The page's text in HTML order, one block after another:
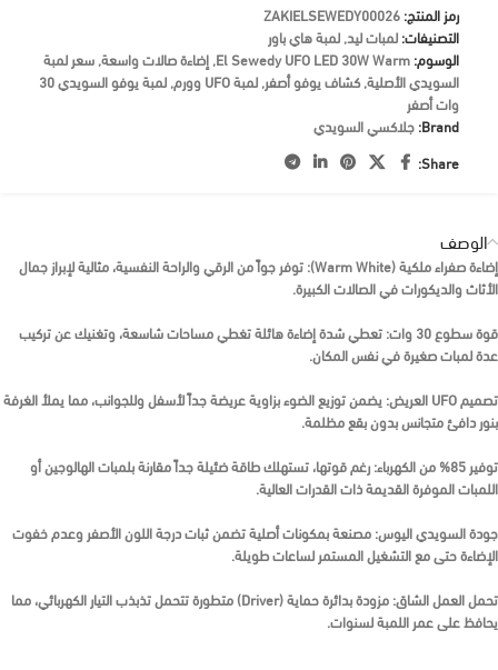
رمز المنتج:ZAKIELSEWEDY00026
التصنيفات:لمبات ليد,لمبة هاي باور
الوسوم:El Sewedy UFO LED 30W Warm
,إضاءة صالات واسعة,سعر لمبة
السويدي الأصلية,كشاف يوفو أصفر,لمبة UFO وورم ,
لمبة يوفو السويدي 30
وات أصفر
Brand: جلاكسي السويدي
Share:
الوصف
إضاءة صفراء ملكية (Warm White):
توفر جواً من الرقي والراحة النفسية، مثالية لإبراز جمال
الأثاث والديكورات في الصالات الكبيرة.
قوة سطوع 30 وات:
تعطي شدة إضاءة هائلة تغطي مساحات شاسعة، وتغنيك عن تركيب
عدة لمبات صغيرة في نفس المكان.
تصميم UFO العريض:
يضمن توزيع الضوء بزاوية عريضة جداً لأسفل وللجوانب، مما يملأ الغرفة
بنور دافئ متجانس بدون بقع مظلمة.
توفير 85% من الكهرباء:
رغم قوتها، تستهلك طاقة ضئيلة جداً مقارنة بلمبات الهالوجين أو
اللمبات الموفرة القديمة ذات القدرات العالية.
جودة السويدي اليوس:مصنعة بمكونات أصلية تضمن ثبات درجة اللون الأصفر وعدم خفوت
الإضاءة حتى مع التشغيل المستمر لساعات طويلة.
تحمل العمل الشاق:
مزودة بدائرة حماية (Driver) متطورة تتحمل تذبذب التيار الكهربائي، مما
يحافظ على عمر اللمبة لسنوات.